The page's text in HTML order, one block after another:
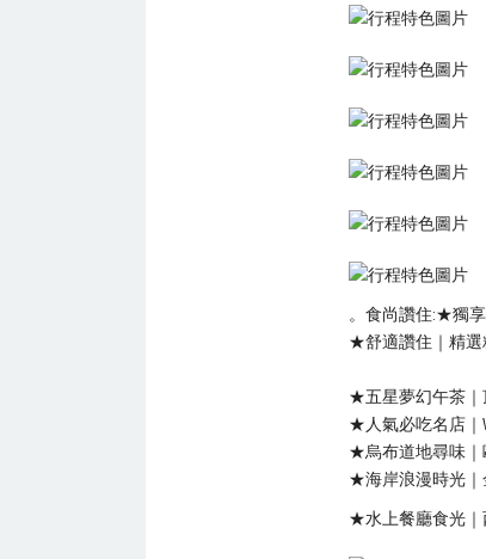
。食尚讚住:★獨
★舒適讚住｜精選
★五星夢幻午茶｜
★人氣必吃名店｜
★烏布道地尋味｜
★海岸浪漫時光｜
★水上餐廳食光｜